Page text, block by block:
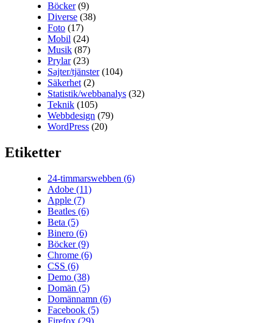
Böcker(9)
Diverse (38)
Foto (17)
Mobil (24)
Musik (87)
Prylar(23)
Sajter/tjänster(104)
Säkerhet(2)
Statistik/webbanalys (32)
Teknik (105)
Webbdesign (79)
WordPress (20)
Etiketter
24-timmarswebben (6)
Adobe (11)
Apple (7)
Beatles (6)
Beta (5)
Binero (6)
Böcker(9)
Chrome (6)
CSS (6)
Demo (38)
Domän (5)
Domännamn (6)
Facebook (5)